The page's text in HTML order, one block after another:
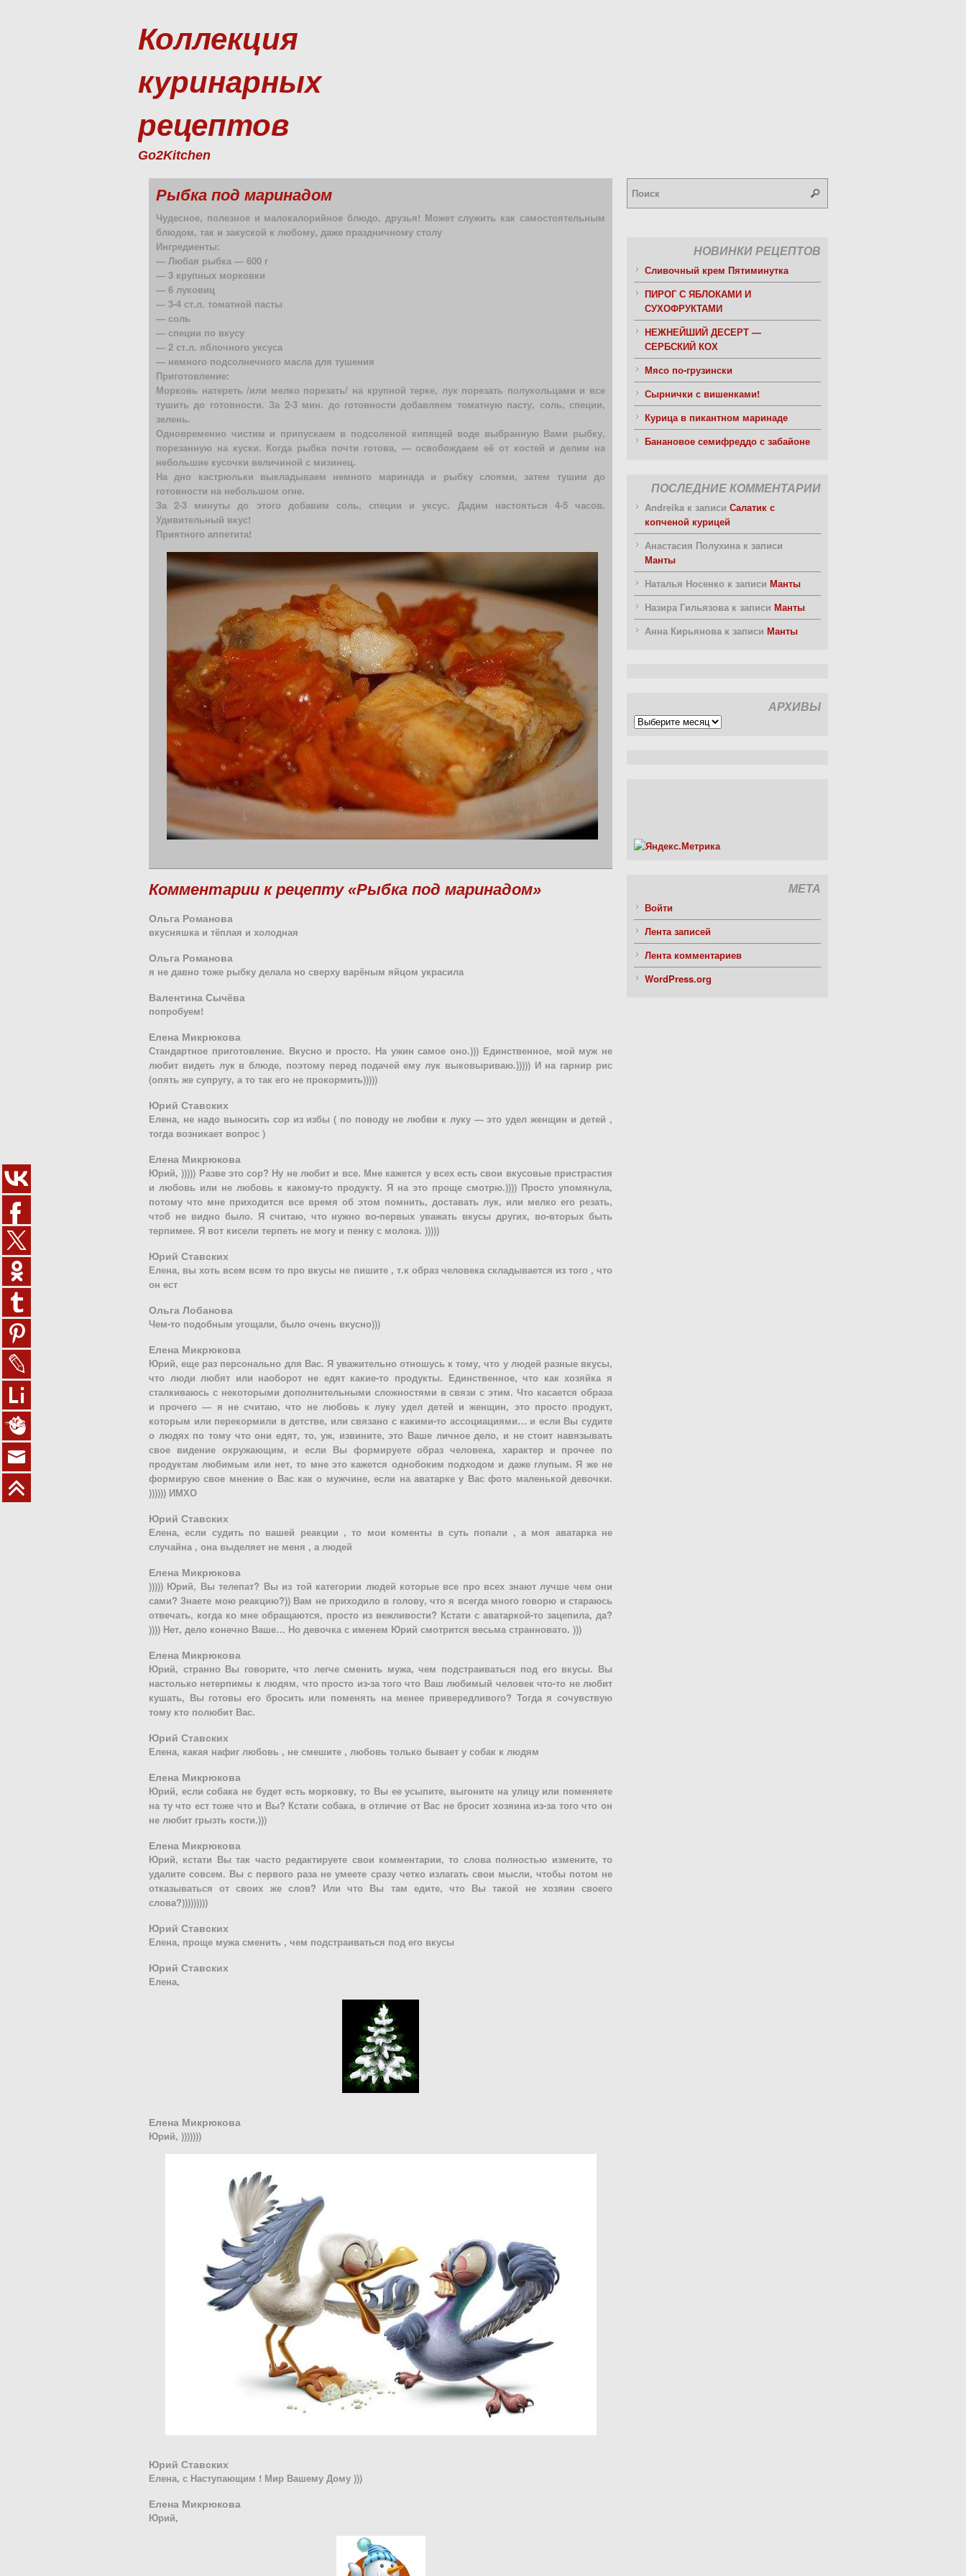
Коллекция
куринарных
рецептов
Go2Kitchen
Рыбка под маринадом
Чудесное, полезное и малокалорийное блюдо, друзья! Может служить как самостоятельным
блюдом, так и закуской к любому, даже праздничному столу
Ингредиенты:
— Любая рыбка — 600 г
— 3 крупных морковки
— 6 луковиц
— 3-4 ст.л. томатной пасты
— соль
— специи по вкусу
— 2 ст.л. яблочного уксуса
— немного подсолнечного масла для тушения
Приготовление:
Морковь натереть /или мелко порезать/ на крупной терке, лук порезать полукольцами и все
тушить до готовности. За 2-3 мин. до готовности добавляем томатную пасту, соль, специи,
зелень.
Одновременно чистим и припускаем в подсоленой кипящей воде выбранную Вами рыбку,
порезанную на куски. Когда рыбка почти готова, — освобождаем её от костей и делим на
небольшие кусочки величиной с мизинец.
На дно кастрюльки выкладываем немного маринада и рыбку слоями, затем тушим до
готовности на небольшом огне.
За 2-3 минуты до этого добавим соль, специи и уксус. Дадим настояться 4-5 часов.
Удивительный вкус!
Приятного аппетита!
Комментарии к рецепту «Рыбка под маринадом»
Ольга Романова
вкусняшка и тёплая и холодная
Ольга Романова
я не давно тоже рыбку делала но сверху варёным яйцом украсила
Валентина Сычёва
попробуем!
Елена Микрюкова
Стандартное приготовление. Вкусно и просто. На ужин самое оно.))) Единственное, мой муж не
любит видеть лук в блюде, поэтому перед подачей ему лук выковыриваю.))))) И на гарнир рис
(опять же супругу, а то так его не прокормить)))))
Юрий Ставских
Елена, не надо выносить сор из избы ( по поводу не любви к луку — это удел женщин и детей ,
тогда возникает вопрос )
Елена Микрюкова
Юрий, ))))) Разве это сор? Ну не любит и все. Мне кажется у всех есть свои вкусовые пристрастия
и любовь или не любовь к какому-то продукту. Я на это проще смотрю.)))) Просто упомянула,
потому что мне приходится все время об этом помнить, доставать лук, или мелко его резать,
чтоб не видно было. Я считаю, что нужно во-первых уважать вкусы других, во-вторых быть
терпимее. Я вот кисели терпеть не могу и пенку с молока. )))))
Юрий Ставских
Елена, вы хоть всем всем то про вкусы не пишите , т.к образ человека складывается из того , что
он ест
Ольга Лобанова
Чем-то подобным угощали, было очень вкусно)))
Елена Микрюкова
Юрий, еще раз персонально для Вас. Я уважительно отношусь к тому, что у людей разные вкусы,
что люди любят или наоборот не едят какие-то продукты. Единственное, что как хозяйка я
сталкиваюсь с некоторыми дополнительными сложностями в связи с этим. Что касается образа
и прочего — я не считаю, что не любовь к луку удел детей и женщин, это просто продукт,
которым или перекормили в детстве, или связано с какими-то ассоциациями… и если Вы судите
о людях по тому что они едят, то, уж, извините, это Ваше личное дело, и не стоит навязывать
свое видение окружающим, и если Вы формируете образ человека, характер и прочее по
продуктам любимым или нет, то мне это кажется однобоким подходом и даже глупым. Я же не
формирую свое мнение о Вас как о мужчине, если на аватарке у Вас фото маленькой девочки.
)))))) ИМХО
Юрий Ставских
Елена, если судить по вашей реакции , то мои коменты в суть попали , а моя аватарка не
случайна , она выделяет не меня , а людей
Елена Микрюкова
))))) Юрий, Вы телепат? Вы из той категории людей которые все про всех знают лучше чем они
сами? Знаете мою реакцию?)) Вам не приходило в голову, что я всегда много говорю и стараюсь
отвечать, когда ко мне обращаются, просто из вежливости? Кстати с аватаркой-то зацепила, да?
)))) Нет, дело конечно Ваше… Но девочка с именем Юрий смотрится весьма странновато. )))
Елена Микрюкова
Юрий, странно Вы говорите, что легче сменить мужа, чем подстраиваться под его вкусы. Вы
настолько нетерпимы к людям, что просто из-за того что Ваш любимый человек что-то не любит
кушать, Вы готовы его бросить или поменять на менее привередливого? Тогда я сочувствую
тому кто полюбит Вас.
Юрий Ставских
Елена, какая нафиг любовь , не смешите , любовь только бывает у собак к людям
Елена Микрюкова
Юрий, если собака не будет есть морковку, то Вы ее усыпите, выгоните на улицу или поменяете
на ту что ест тоже что и Вы? Кстати собака, в отличие от Вас не бросит хозяина из-за того что он
не любит грызть кости.)))
Елена Микрюкова
Юрий, кстати Вы так часто редактируете свои комментарии, то слова полностью измените, то
удалите совсем. Вы с первого раза не умеете сразу четко излагать свои мысли, чтобы потом не
отказываться от своих же слов? Или что Вы там едите, что Вы такой не хозяин своего
слова?)))))))))
Юрий Ставских
Елена, проще мужа сменить , чем подстраиваться под его вкусы
Юрий Ставских
Елена,
Елена Микрюкова
Юрий, )))))))
Юрий Ставских
Елена, с Наступающим ! Мир Вашему Дому )))
Елена Микрюкова
Юрий,
НОВИНКИ РЕЦЕПТОВ
Сливочный крем Пятиминутка
ПИРОГ С ЯБЛОКАМИ И
СУХОФРУКТАМИ
НЕЖНЕЙШИЙ ДЕСЕРТ —
СЕРБСКИЙ КОХ
Мясо по-грузински
Сырнички с вишенками!
Курица в пикантном маринаде
Банановое семифреддо с забайоне
ПОСЛЕДНИЕ КОММЕНТАРИИ
Andreika к записи Салатик с
копченой курицей
Анастасия Полухина к записи
Манты
Наталья Носенко к записи Манты
Назира Гильязова к записи Манты
Анна Кирьянова к записи Манты
АРХИВЫ
Архивы
МЕТА
Войти
Лента записей
Лента комментариев
WordPress.org